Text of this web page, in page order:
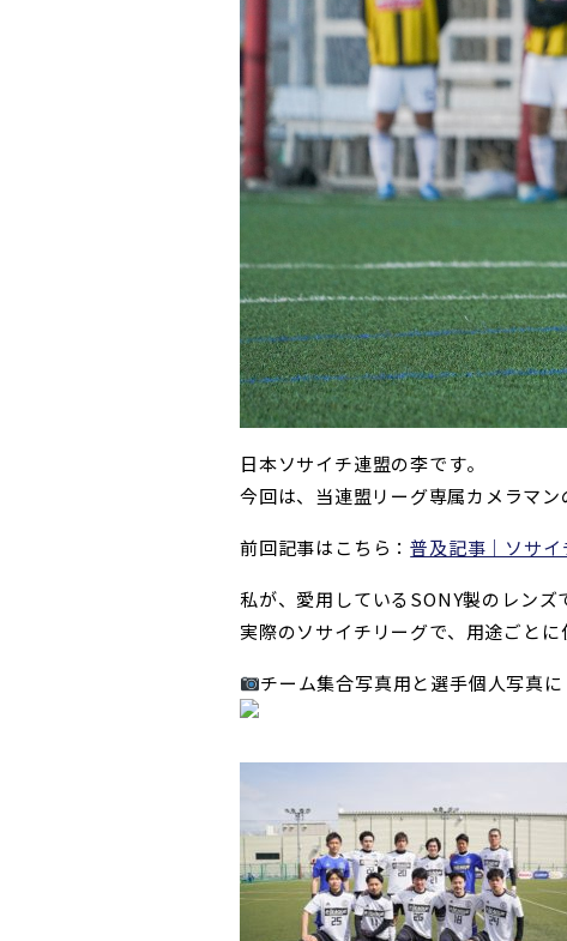
日本ソサイチ連盟の李です。
今回は、当連盟リーグ専属カメラマン
前回記事はこちら：普及記事｜ソサ
私が、 愛用しているSONY製のレンズ
実際のソサイチリーグで、 用途ごとに
チーム集合写真用と選手個人写真に